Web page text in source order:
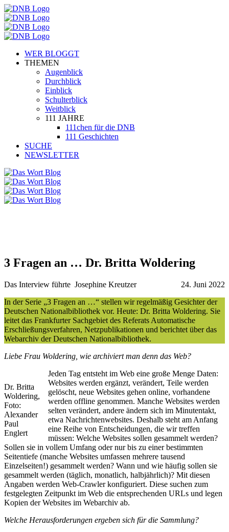
WER BLOGGT
THEMEN
Augenblick
Durchblick
Einblick
Schulterblick
Weitblick
111 JAHRE
111chen für die DNB
111 Geschichten
SUCHE
NEWSLETTER
3 Fragen an … Dr. Britta Woldering
24. Juni 2022
Das Interview führte Josephine Kreutzer
In der Serie „3 Fragen an …“ stellen wir regelmäßig Gesichter der
Deutschen Nationalbibliothek vor. Heute: Dr. Britta Woldering. Sie
leitet das Frankfurter Sachgebiet des Referats Automatische
Erschließungsverfahren, Netzpublikationen und berichtet über das
Webarchiv der Deutschen Nationalbibliothek.
Liebe Frau Woldering, wie archiviert man denn das Web?
Dr. Britta
Woldering,
Foto:
Alexander
Paul
Englert
Jeden Tag entsteht im Web eine große Menge Daten:
Websites werden ergänzt, verändert, Teile werden
gelöscht, neue Websites gehen online, vorhandene
werden offline genommen. Manche Websites werden
selten verändert, andere ändern sich im Minutentakt,
etwa Nachrichtenwebsites. Deshalb steht am Anfang
eine Reihe von Entscheidungen, die wir treffen
müssen: Welche Websites sollen gesammelt werden?
Sollen sie in vollem Umfang oder nur bis zu einer bestimmten
Seitentiefe (manche Websites umfassen mehrere tausend
Einzelseiten!) gesammelt werden? Wann und wie häufig sollen sie
gesammelt werden (täglich, monatlich, halbjährlich)? Mit diesen
Angaben werden Web-Crawler konfiguriert. Diese suchen zum
festgelegten Zeitpunkt im Web die entsprechenden URLs und legen
Kopien der Websites im Webarchiv ab.
Welche Herausforderungen ergeben sich für die Sammlung?